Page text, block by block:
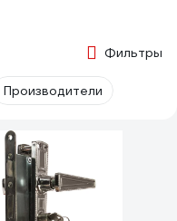
Фильтры
Производители